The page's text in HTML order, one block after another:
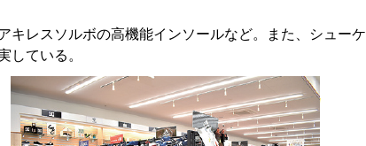
レスソルボの高機能インソールなど。また、シューケ
している。